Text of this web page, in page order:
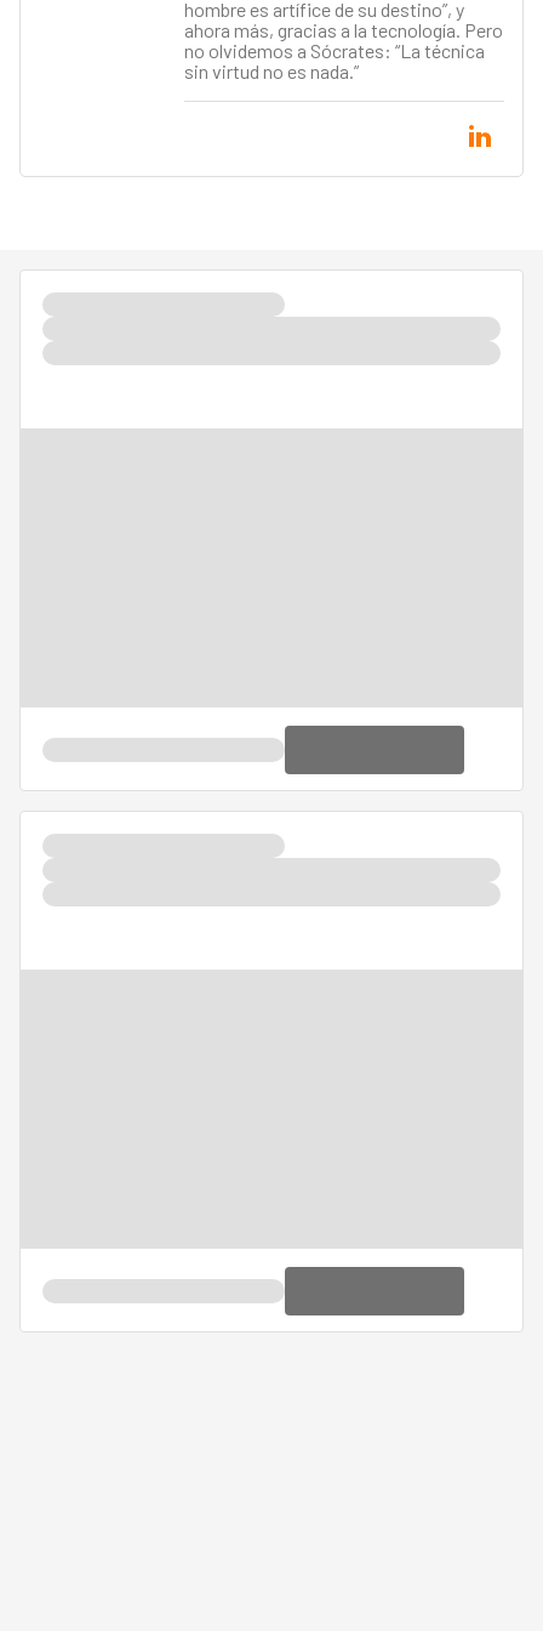
hombre es artífice de su destino”, y
ahora más, gracias a la tecnología. Pero
no olvidemos a Sócrates: “La técnica
sin virtud no es nada.”